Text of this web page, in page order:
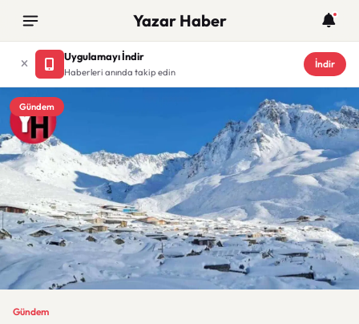
Yazar Haber
Uygulamayı İndir
Haberleri anında takip edin
İndir
Gündem
Gündem